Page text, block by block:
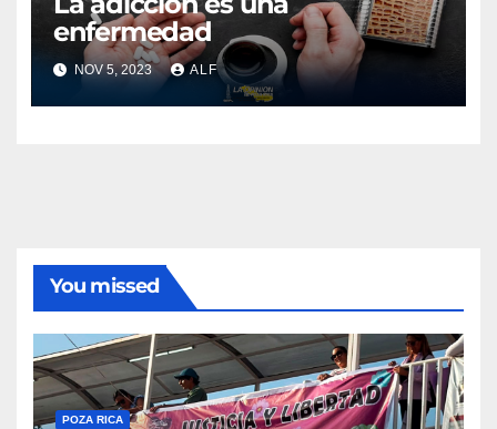
enfermedad
NOV 5, 2023 ALF
You missed
POZA RICA